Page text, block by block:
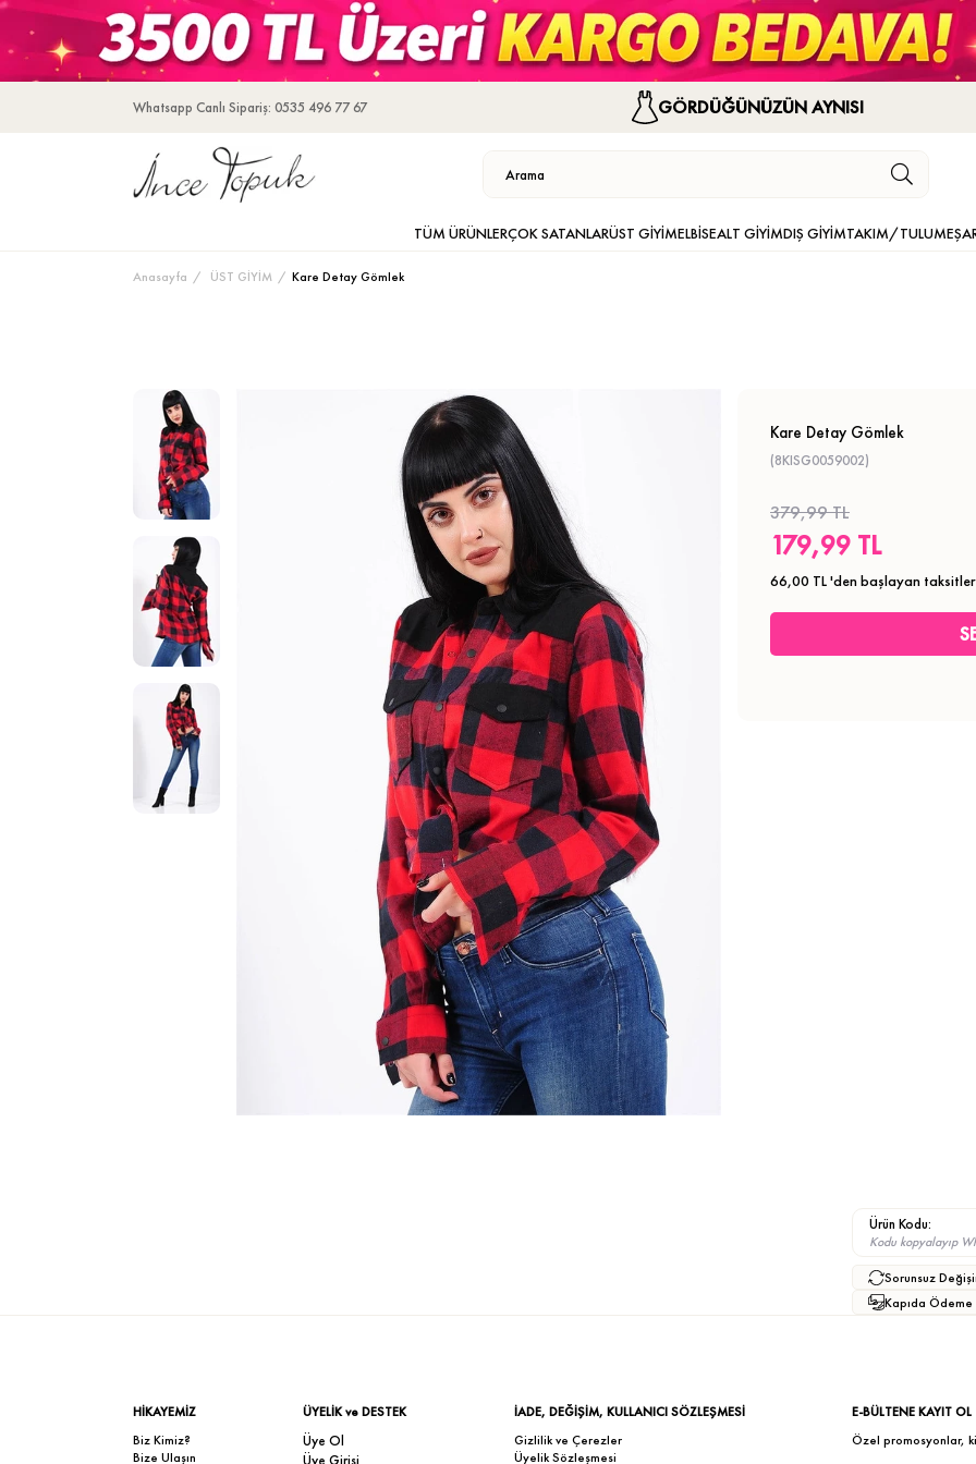
Whatsapp Canlı Sipariş: 0535 496 77 67 GÖRDÜĞÜNÜZÜN AYNISI
TÜM ÜRÜNLERÇOK SATANLARÜST GİYİMELBİSEALT GİYİMDIŞ GİYİMTAKIM/TULUM
Anasayfa ÜST GİYİM Kare Detay Gömlek
Kare Detay Gömlek
(8KISG0059002)
379,99 TL
179,99 TL
66,00 TL'den başlayan
Ürün Kodu:
Kodu kopyalayıp
Sorunsuz
Kapıda Ödeme
HİKAYEMİZ
Biz Kimiz?
Bize Ulaşın
ÜYELİK ve DESTEK
Üye Ol
İADE, DEĞİŞİM, KULLANICI SÖZLEŞMESİ
Gizlilik ve Çerezler
Üyelik Sözleşmesi
E-BÜLTENE KAYIT OL
Özel promosyonlar,